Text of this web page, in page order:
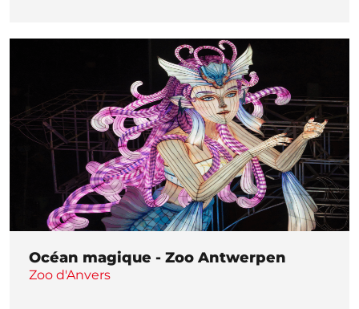
Océan magique - Zoo Antwerpen
Zoo d'Anvers